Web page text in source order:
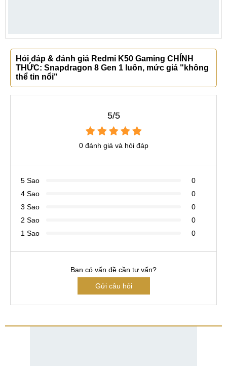
Hỏi đáp & đánh giá Redmi K50 Gaming CHÍNH
THỨC: Snapdragon 8 Gen 1 luôn, mức giá "không
thể tin nổi"
5/5
0 đánh giá và hỏi đáp
5 Sao
0
4 Sao
0
3 Sao
0
2 Sao
0
1 Sao
0
Bạn có vấn đề cần tư vấn?
Gửi câu hỏi